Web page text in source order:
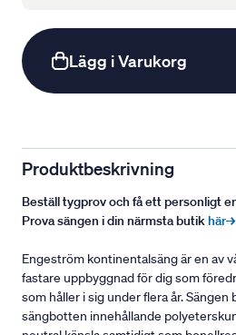
Lägg i Varukorg
Produktbeskrivning
Beställ tygprov och få ett personligt
Prova sängen i din närmsta butikhär→
Engeström kontinentalsäng är en av
fastare uppbyggnad för dig som
som håller i sig under flera år. Sängen
sängbotten innehållande